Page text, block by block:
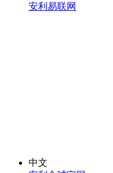
安利易联网
中文